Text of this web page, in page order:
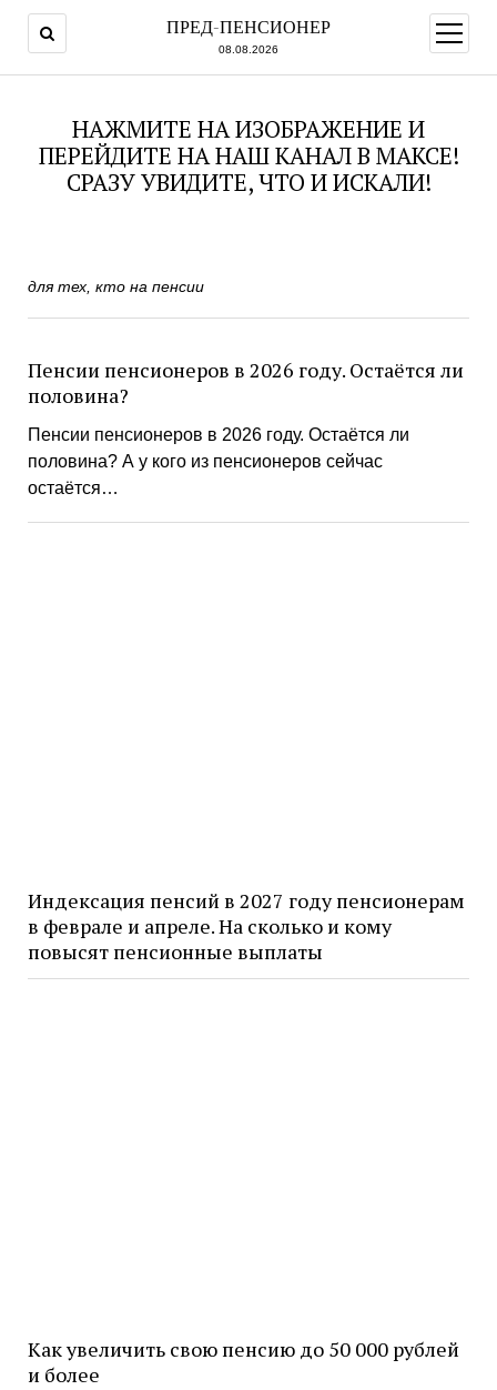
ПРЕД-ПЕНСИОНЕР
08.08.2026
меню
НАЖМИТЕ НА ИЗОБРАЖЕНИЕ И
ПЕРЕЙДИТЕ НА НАШ КАНАЛ В МАКСЕ!
СРАЗУ УВИДИТЕ, ЧТО И ИСКАЛИ!
для тех, кто на пенсии
Пенсии пенсионеров в 2026 году. Остаётся ли
половина?
Пенсии пенсионеров в 2026 году. Остаётся ли
половина? А у кого из пенсионеров сейчас
остаётся…
Индексация пенсий в 2027 году пенсионерам
в феврале и апреле. На сколько и кому
повысят пенсионные выплаты
Как увеличить свою пенсию до 50 000 рублей
и более